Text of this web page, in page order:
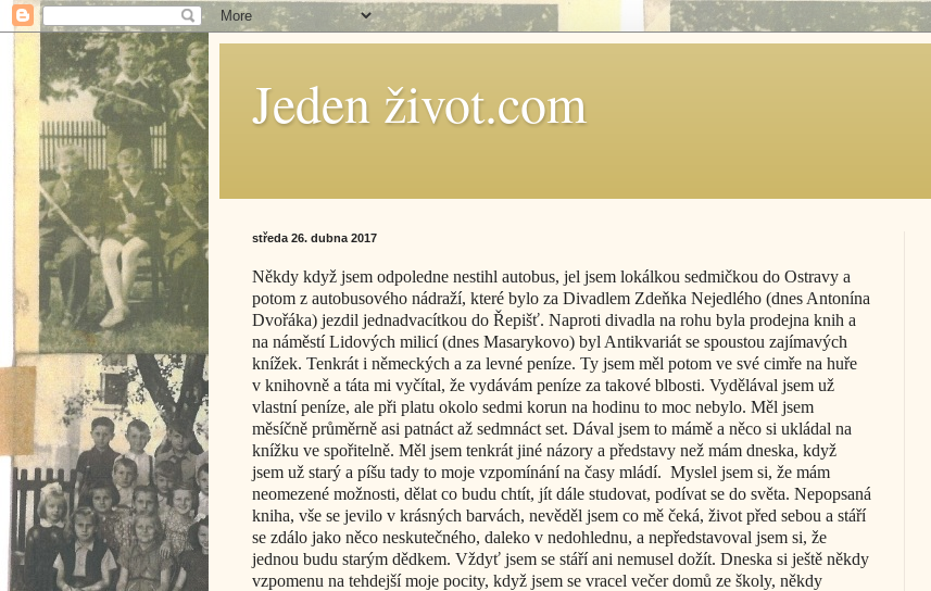
Jeden život.com
středa 26. dubna 2017
Někdy když jsem odpoledne nestihl autobus, jel jsem lokálkou sedmičkou do Ostravy a
potom z autobusového nádraží, které bylo za Divadlem Zdeňka Nejedlého (dnes Antonína
Dvořáka) jezdil jednadvacítkou do Řepišť. Naproti divadla na rohu byla prodejna knih a
na náměstí Lidových milicí (dnes Masarykovo) byl Antikvariát se spoustou zajímavých
knížek. Tenkrát i německých a za levné peníze. Ty jsem měl potom ve své cimře na huře
v knihovně a táta mi vyčítal, že vydávám peníze za takové blbosti. Vydělával jsem už
vlastní peníze, ale při platu okolo sedmi korun na hodinu to moc nebylo. Měl jsem
měsíčně průměrně asi patnáct až sedmnáct set. Dával jsem to mámě a něco si ukládal na
knížku ve spořitelně. Měl jsem tenkrát jiné názory a představy než mám dneska, když
jsem už starý a píšu tady to moje vzpomínání na časy mládí. Myslel jsem si, že mám
neomezené možnosti, dělat co budu chtít, jít dále studovat, podívat se do světa. Nepopsaná
kniha, vše se jevilo v krásných barvách, nevěděl jsem co mě čeká, život před sebou a stáří
se zdálo jako něco neskutečného, daleko v nedohlednu, a nepředstavoval jsem si, že
jednou budu starým dědkem. Vždyť jsem se stáří ani nemusel dožít. Dneska si ještě někdy
vzpomenu na tehdejší moje pocity, když jsem se vracel večer domů ze školy, někdy